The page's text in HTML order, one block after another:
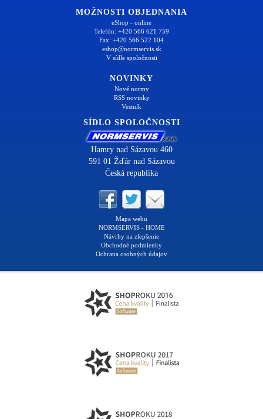
MOŽNOSTI OBJEDNANIA
eShop - online
Telefón: +420 566 621 759
Fax: +420 566 522 104
eshop@normservis.sk
V sídle spoločnosti
NOVINKY
Nové normy
RSS novinky
Vestník
SÍDLO SPOLOČNOSTI
Hamry nad Sázavou 460
591 01 Žďár nad Sázavou
Česká republika
Mapa webu
NORMSERVIS - HOME
Návrhy na zlepšenie
Obchodné podmienky
Ochrana osobných údajov